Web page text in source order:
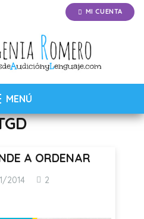
MI CUENTA
MENÚ
A ORDENAR
2014 2